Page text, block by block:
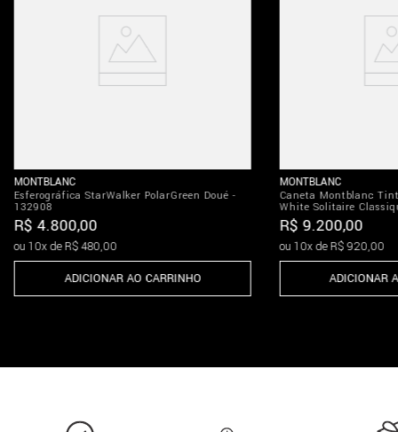
MONTBLANC
Esferográfica StarWalker PolarGreen Doué -
132908
R$ 4.800,00
ou 10x deR$ 480,00
ADICIONAR AO CARRINHO
MONTBLANC
Caneta Montblanc
White Solitaire
R$ 9.200,00
ou 10x deR$ 920,00
ADICIONAR